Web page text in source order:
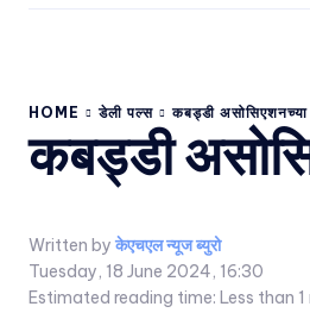
HOME डेली पल्स कबड्डी असोसिएशनच्या
कबड्डी
Written by केएचएल न्यूज ब्युरो
Tuesday, 18 June 2024, 16:30
Estimated reading time: Less than 1